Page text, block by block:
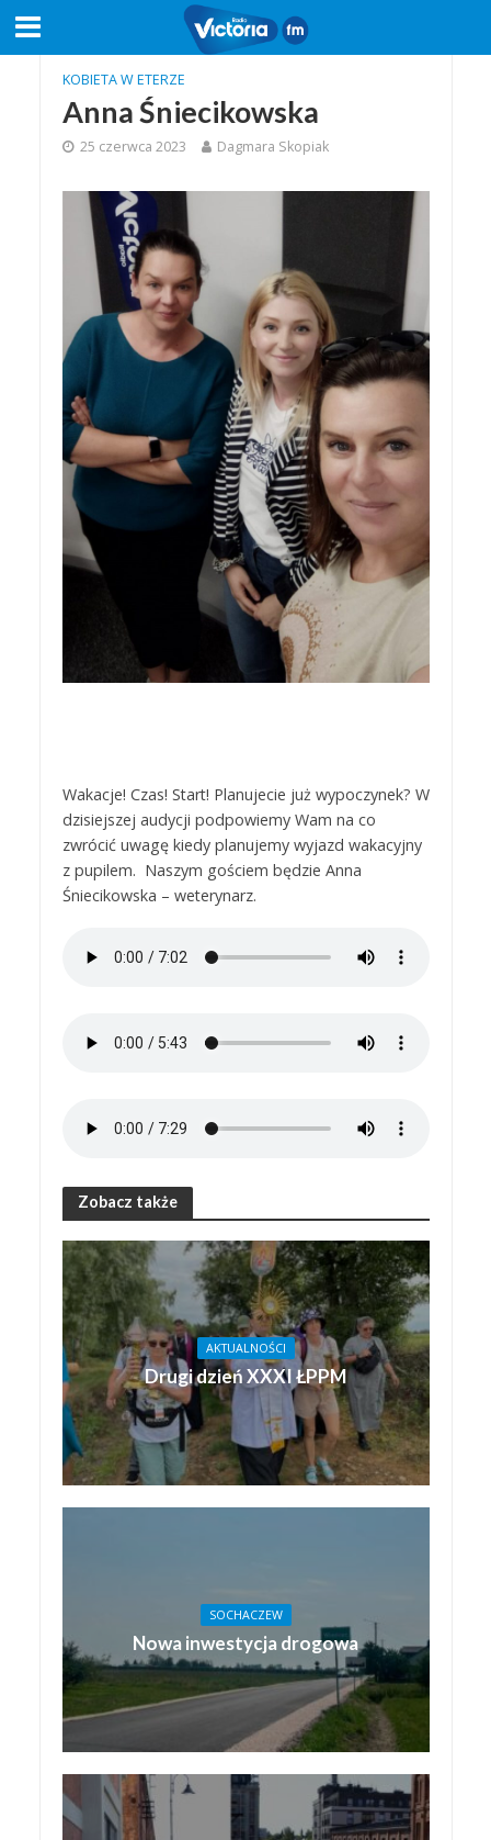
KOBIETA W ETERZE
Anna Śniecikowska
25 czerwca 2023 Dagmara Skopiak
Wakacje! Czas! Start! Planujecie już wypoczynek? W
dzisiejszej audycji podpowiemy Wam na co
zwrócić uwagę kiedy planujemy wyjazd wakacyjny
z pupilem. Naszym gościem będzie Anna
Śniecikowska – weterynarz.
Zobacz także
AKTUALNOŚCI
Drugi dzień XXXI ŁPPM
SOCHACZEW
Nowa inwestycja drogowa